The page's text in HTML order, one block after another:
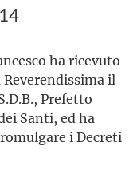
ha ricevuto
il
Prefetto
Santi, ed ha
i Decreti